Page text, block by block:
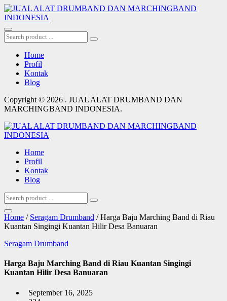
Home
Profil
Kontak
Blog
Copyright © 2026 . JUAL ALAT DRUMBAND DAN
MARCHINGBAND INDONESIA.
Home
Profil
Kontak
Blog
Home / Seragam Drumband / Harga Baju Marching Band di Riau
Kuantan Singingi Kuantan Hilir Desa Banuaran
Seragam Drumband
Harga Baju Marching Band di Riau Kuantan Singingi
Kuantan Hilir Desa Banuaran
September 16, 2025